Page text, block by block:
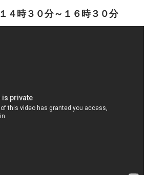
１４時３０分～１６時３０分